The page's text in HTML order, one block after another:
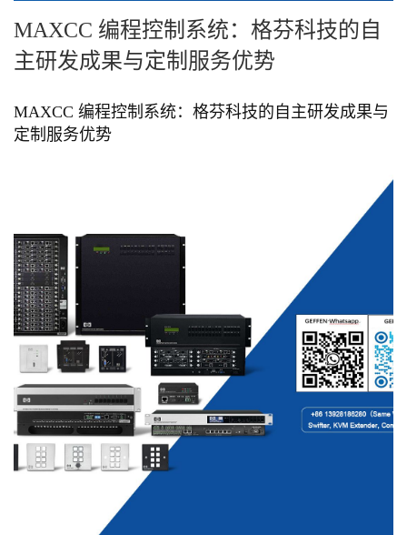
MAXCC 编程控制系统：格芬科技的自
主研发成果与定制服务优势
MAXCC 编程控制系统：格芬科技的自主研发成果与
定制服务优势